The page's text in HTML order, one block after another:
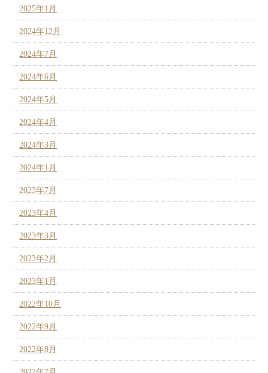
2025年1月
2024年12月
2024年7月
2024年6月
2024年5月
2024年4月
2024年3月
2024年1月
2023年7月
2023年4月
2023年3月
2023年2月
2023年1月
2022年10月
2022年9月
2022年8月